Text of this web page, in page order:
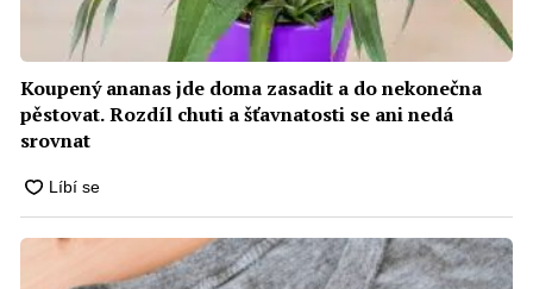
Koupený ananas jde doma zasadit a do nekonečna
pěstovat. Rozdíl chuti a šťavnatosti se ani nedá
srovnat